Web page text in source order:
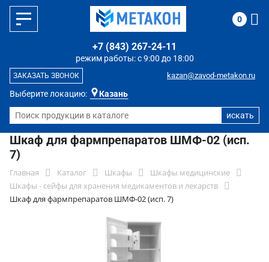
Выберите локацию: Казань
режим работы: с 9:00 до 18:00
+7 (843) 267-24-11
kazan@zavod-metakon.ru
ЗАКАЗАТЬ ЗВОНОК
0
Шкаф для фармпрепаратов ШМФ-02 (исп.
7)
Главная Каталог Шкафы
Шкафы медицинские
Шкафы - сейфы для хранения медикаментов и лекарств
Шкаф для фармпрепаратов ШМФ-02 (исп. 7)